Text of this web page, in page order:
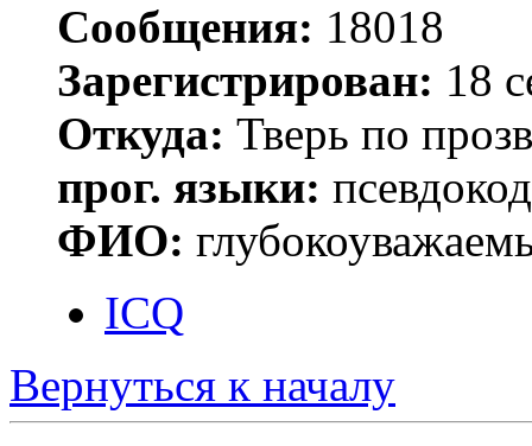
Сообщения: 18018
Зарегистрирован: 18
Откуда: Тверь по
прог. языки:
ФИО:
ICQ
Вернуться к началу